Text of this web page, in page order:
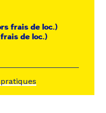
frais de loc.)
de loc.)